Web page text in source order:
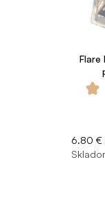
Flare
6.80 €